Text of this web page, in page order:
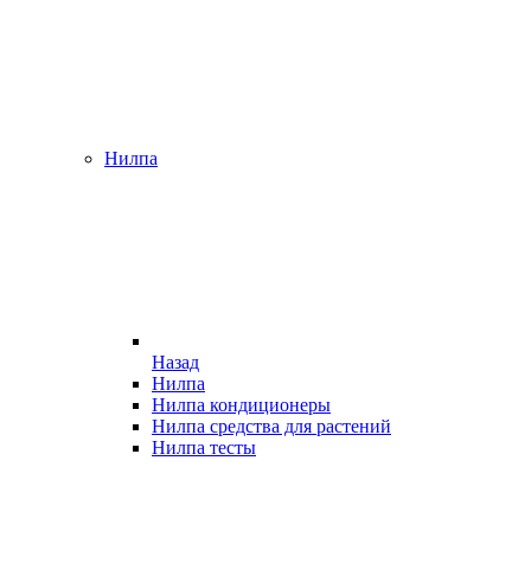
Нилпа
Назад
Нилпа
Нилпа кондиционеры
Нилпа средства для растений
Нилпа тесты